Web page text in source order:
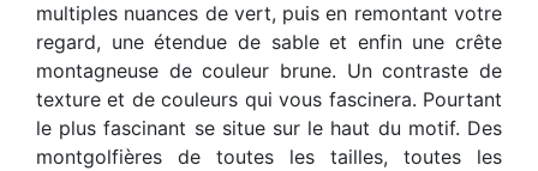
multiples nuances de vert, puis en remontant votre
regard, une étendue de sable et enfin une crête
montagneuse de couleur brune. Un contraste de
texture et de couleurs qui vous fascinera. Pourtant
le plus fascinant se situe sur le haut du motif. Des
montgolfières de toutes les tailles, toutes les